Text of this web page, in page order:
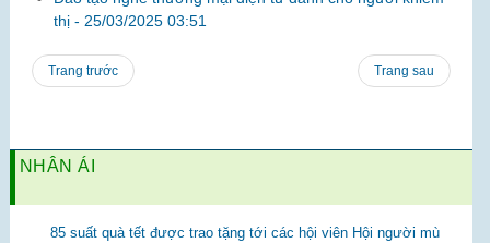
thị - 25/03/2025 03:51
Trang trước Trang sau
NHÂN ÁI
85 suất quà tết được trao tặng tới các hội viên Hội người mù